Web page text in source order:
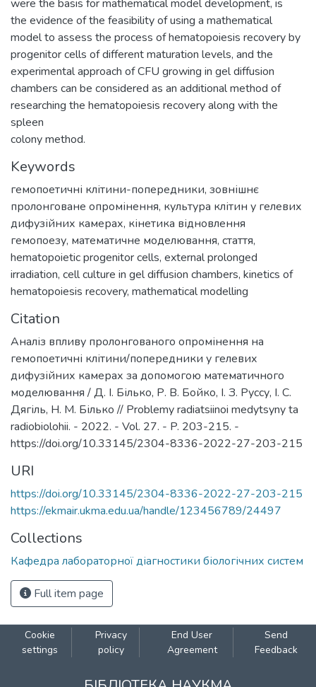
were the basis for mathematical model development, is
the evidence of the feasibility of using a mathematical
model to assess the process of hematopoiesis recovery by
progenitor cells of different maturation levels, and the
experimental approach of CFU growing in gel diffusion
chambers can be considered as an additional method of
researching the hematopoiesis recovery along with the
spleen
colony method.
Keywords
гемопоетичні клітини-попередники, зовнішнє
пролонговане опромінення, культура клітин у гелевих
дифузійних камерах, кінетика відновлення
гемопоезу, математичне моделювання, стаття,
hematopoietic progenitor cells, external prolonged
irradiation, cell culture in gel diffusion chambers, kinetics of
hematopoiesis recovery, mathematical modelling
Citation
Аналіз впливу пролонгованого опромінення на
гемопоетичні клітини/попередники у гелевих
дифузійних камерах за допомогою математичного
моделювання / Д. І. Білько, Р. В. Бойко, І. З. Руссу, І. С.
Дягіль, Н. М. Білько // Problemy radiatsiinoi medytsyny ta
radiobiolohii. - 2022. - Vol. 27. - P. 203-215. -
https://doi.org/10.33145/2304-8336-2022-27-203-215
URI
https://doi.org/10.33145/2304-8336-2022-27-203-215
https://ekmair.ukma.edu.ua/handle/123456789/24497
Collections
Кафедра лабораторної діагностики біологічних систем
Full item page
Cookie
settings
Privacy
policy
End User
Agreement
Send
Feedback